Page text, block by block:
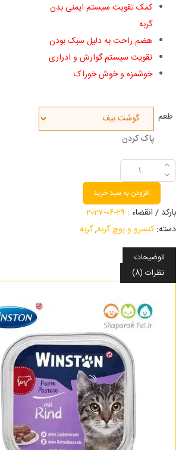
کمک تقویت سیستم ایمنی بدن
گربه
هضم راحت به دلیل سبک بودن
تقویت سیستم گوارش و ادراری
خوشمزه و خوش خوراک
طعم
پاک کردن
افزودن به سبد خرید
بارکد / انقضاء : 29-06-2027
دسته:کنسرو و پوچ گربه,گربه
توضیحات
نظرات (8)